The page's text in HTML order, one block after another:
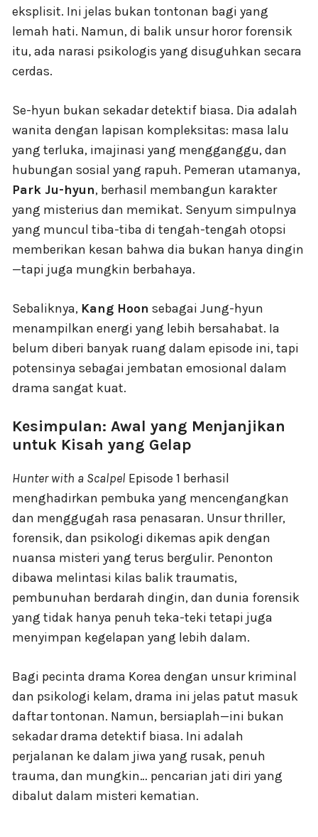
eksplisit. Ini jelas bukan tontonan bagi yang
lemah hati. Namun, di balik unsur horor forensik
itu, ada narasi psikologis yang disuguhkan secara
cerdas.
Se-hyun bukan sekadar detektif biasa. Dia adalah
wanita dengan lapisan kompleksitas: masa lalu
yang terluka, imajinasi yang mengganggu, dan
hubungan sosial yang rapuh. Pemeran utamanya,
Park Ju-hyun, berhasil membangun karakter
yang misterius dan memikat. Senyum simpulnya
yang muncul tiba-tiba di tengah-tengah otopsi
memberikan kesan bahwa dia bukan hanya dingin
—tapi juga mungkin berbahaya.
Sebaliknya, Kang Hoon sebagai Jung-hyun
menampilkan energi yang lebih bersahabat. Ia
belum diberi banyak ruang dalam episode ini, tapi
potensinya sebagai jembatan emosional dalam
drama sangat kuat.
Kesimpulan: Awal yang Menjanjikan
untuk Kisah yang Gelap
Hunter with a Scalpel Episode 1 berhasil
menghadirkan pembuka yang mencengangkan
dan menggugah rasa penasaran. Unsur thriller,
forensik, dan psikologi dikemas apik dengan
nuansa misteri yang terus bergulir. Penonton
dibawa melintasi kilas balik traumatis,
pembunuhan berdarah dingin, dan dunia forensik
yang tidak hanya penuh teka-teki tetapi juga
menyimpan kegelapan yang lebih dalam.
Bagi pecinta drama Korea dengan unsur kriminal
dan psikologi kelam, drama ini jelas patut masuk
daftar tontonan. Namun, bersiaplah—ini bukan
sekadar drama detektif biasa. Ini adalah
perjalanan ke dalam jiwa yang rusak, penuh
trauma, dan mungkin… pencarian jati diri yang
dibalut dalam misteri kematian.